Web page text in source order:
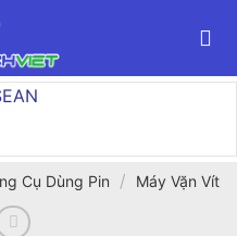
Cụ Dùng Pin / Máy Vặn Vít